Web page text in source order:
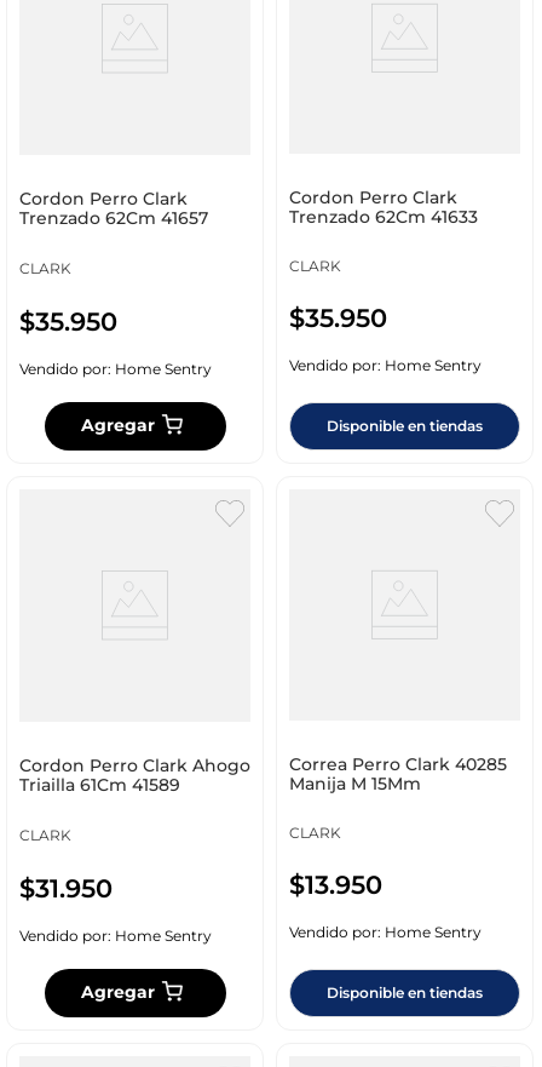
Cordon Perro Clark
Trenzado 62Cm 41657
CLARK
$35.950
Vendido por: Home Sentry
Agregar
Cordon Perro Clark
Trenzado 62Cm 41633
CLARK
$35.950
Vendido por: Home Sentry
Disponible en tiendas
Cordon Perro Clark Ahogo
Triailla 61Cm 41589
CLARK
$31.950
Vendido por: Home Sentry
Agregar
Correa Perro Clark 40285
Manija M 15Mm
CLARK
$13.950
Vendido por: Home Sentry
Disponible en tiendas